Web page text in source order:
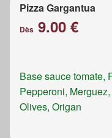
Pizza Gargantua
Dès 9.00 €
Base sauce tomate,
Pepperoni,
Olives, Origan